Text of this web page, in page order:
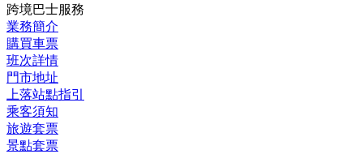
跨境巴士服務
業務簡介
購買車票
班次詳情
門市地址
上落站點指引
乘客須知
旅遊套票
景點套票